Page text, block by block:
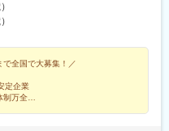
三島市・浜松市）／愛知県（名
／石川県／新潟県／長野県
姫路市）／和歌山県／三重県■中
／島根県／岡山県／山口県／
九州・沖縄福岡県（福岡市・北
／大分県／宮崎県／鹿児島県
定いたします（基本同じエリア
大神宮下駅、柏駅、新御徒町
、青梅街道駅、上大岡駅、元住
駅、岐南駅、六名駅、東松阪
萩原天神駅、くいな橋駅、和田
、下祇園駅、東福山駅、松江
駅、吉成駅、鎌田駅、薊野
福岡県)、鍋島駅、住吉駅(長崎
全国で大募集！／
定企業
万全